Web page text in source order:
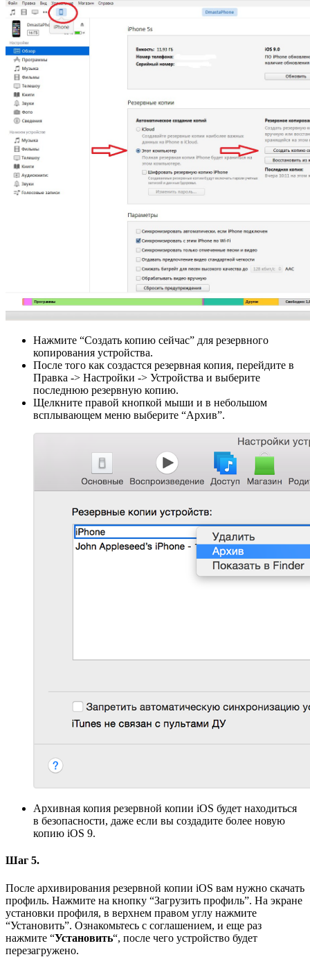
Нажмите “Создать копию сейчас” для резервного
копирования устройства.
После того как создастся резервная копия, перейдите в
Правка -> Настройки -> Устройства и выберите
последнюю резервную копию.
Щелкните правой кнопкой мыши и в небольшом
всплывающем меню выберите “Архив”.
Архивная копия резервной копии iOS будет находиться
в безопасности, даже если вы создадите более новую
копию iOS 9.
Шаг 5.
После архивирования резервной копии iOS вам нужно скачать
профиль. Нажмите на кнопку “Загрузить профиль”. На экране
установки профиля, в верхнем правом углу нажмите
“Установить”. Ознакомьтесь с соглашением, и еще раз
нажмите “Установить“, после чего устройство будет
перезагружено.